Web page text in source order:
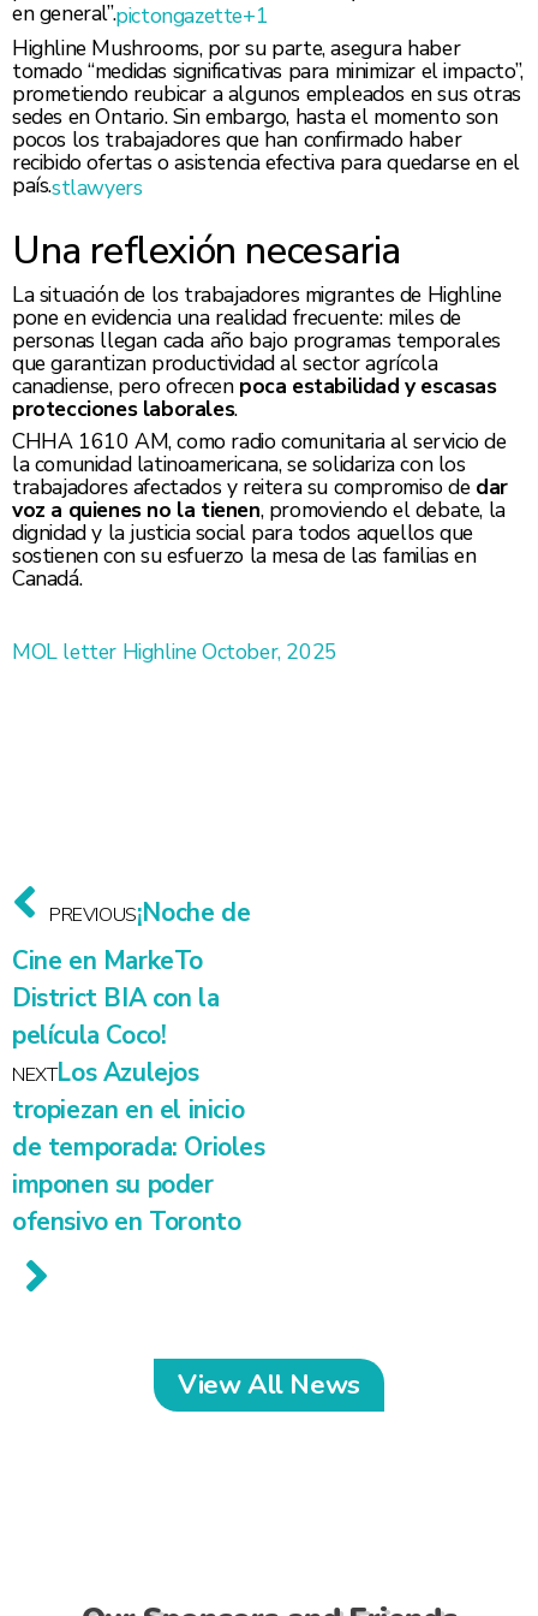
en general”.pictongazette+1
Highline Mushrooms, por su parte, asegura haber
tomado “medidas significativas para minimizar el impacto”,
prometiendo reubicar a algunos empleados en sus otras
sedes en Ontario. Sin embargo, hasta el momento son
pocos los trabajadores que han confirmado haber
recibido ofertas o asistencia efectiva para quedarse en el
país.stlawyers
Una reflexión necesaria
La situación de los trabajadores migrantes de Highline
pone en evidencia una realidad frecuente: miles de
personas llegan cada año bajo programas temporales
que garantizan productividad al sector agrícola
canadiense, pero ofrecen poca estabilidad y escasas
protecciones laborales.
CHHA 1610 AM, como radio comunitaria al servicio de
la comunidad latinoamericana, se solidariza con los
trabajadores afectados y reitera su compromiso de dar
voz a quienes no la tienen, promoviendo el debate, la
dignidad y la justicia social para todos aquellos que
sostienen con su esfuerzo la mesa de las familias en
Canadá.
MOL letter Highline October, 2025
PREVIOUS¡Noche de
Cine en MarkeTo
District BIA con la
película Coco!
NEXTLos Azulejos
tropiezan en el inicio
de temporada: Orioles
imponen su poder
ofensivo en Toronto
View All News